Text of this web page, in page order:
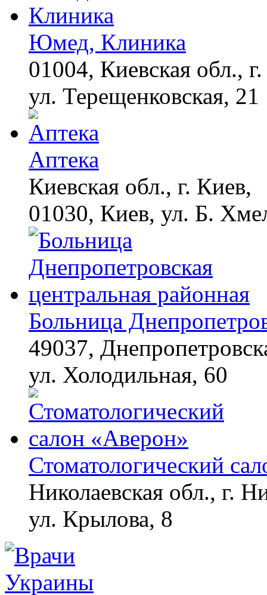
Юмед, Клиника
01004, Киевская обл.,
ул. Терещенковская, 21
Аптека
Киевская обл., г. Киев,
01030, Киев, ул. Б.
Больница
49037,
ул. Холодильная, 60
Стоматологический
Николаевская обл., г.
ул. Крылова, 8